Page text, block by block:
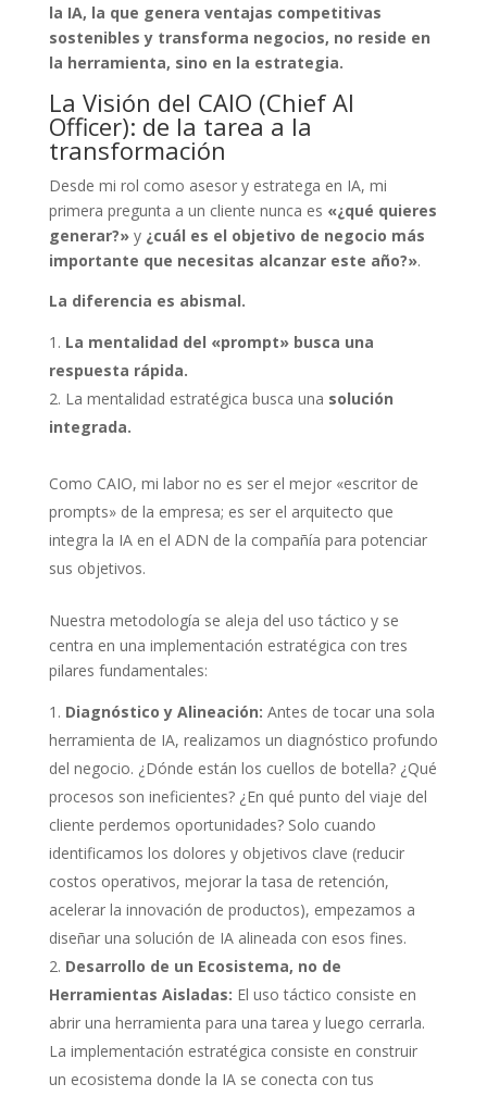
la IA, la que genera ventajas competitivas
sostenibles y transforma negocios, no reside en
la herramienta, sino en la estrategia.
La Visión del CAIO (Chief AI
Officer): de la tarea a la
transformación
Desde mi rol como asesor y estratega en IA, mi
primera pregunta a un cliente nunca es «¿qué quieres
generar?»y ¿cuál es el objetivo de negocio más
importante que necesitas alcanzar este año?».
La diferencia es abismal.
La mentalidad del «prompt» busca una
respuesta rápida.
La mentalidad estratégica busca una solución
integrada.
Como CAIO, mi labor no es ser el mejor «escritor de
prompts» de la empresa; es ser el arquitecto que
integra la IA en el ADN de la compañía para potenciar
sus objetivos.
Nuestra metodología se aleja del uso táctico y se
centra en una implementación estratégica con tres
pilares fundamentales:
Diagnóstico y Alineación: Antes de tocar una sola
herramienta de IA, realizamos un diagnóstico profundo
del negocio. ¿Dónde están los cuellos de botella? ¿Qué
procesos son ineficientes? ¿En qué punto del viaje del
cliente perdemos oportunidades? Solo cuando
identificamos los dolores y objetivos clave (reducir
costos operativos, mejorar la tasa de retención,
acelerar la innovación de productos), empezamos a
diseñar una solución de IA alineada con esos fines.
Desarrollo de un Ecosistema, no de
Herramientas Aisladas: El uso táctico consiste en
abrir una herramienta para una tarea y luego cerrarla.
La implementación estratégica consiste en construir
un ecosistema donde la IA se conecta con tus